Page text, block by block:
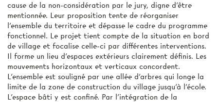
cause de la non-considération par le jury, digne d'être
mentionnée. Leur proposition tente de réorganiser
l'ensemble du territoire et dépasse le cadre du programme
fonctionnel. Le projet tient compte de la situation en bord
de village et focalise celle-ci par différentes interventions.
Il forme un lieu d'espaces extérieurs clairement définis. Les
mouvements horizontaux et verticaux concordent.
L'ensemble est souligné par une allée d'arbres qui longe la
limite de la zone de construction du village jusqu'à l'école.
L'espace bâti y est confiné. Par l'intégration de la